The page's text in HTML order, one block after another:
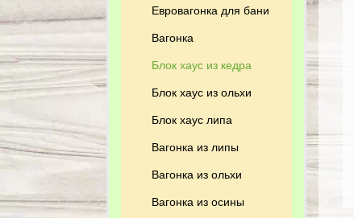
Евровагонка для бани
Вагонка
Блок хаус из кедра
Блок хаус из ольхи
Блок хаус липа
Вагонка из липы
Вагонка из ольхи
Вагонка из осины